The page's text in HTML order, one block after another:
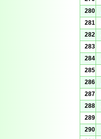
280
281
282
283
284
285
286
287
288
289
290